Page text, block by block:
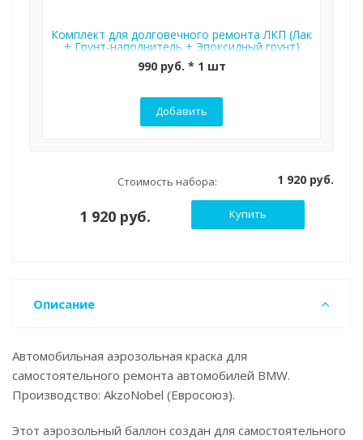
Комплект для долговечного ремонта ЛКП (Лак
+ Грунт-наполнитель + Эпоксидный грунт)
990 руб. * 1 шт
Добавить
Стоимость набора: 1 920 руб.
1 920 руб. Купить
Описание
Автомобильная аэрозольная краска для
самостоятельного ремонта автомобилей BMW.
Производство: AkzoNobel (Евросоюз).
Этот аэрозольный баллон создан для самостоятельного